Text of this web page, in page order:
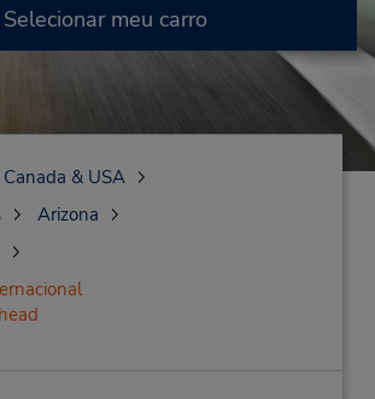
Selecionar meu carro
Canada & USA
Arizona